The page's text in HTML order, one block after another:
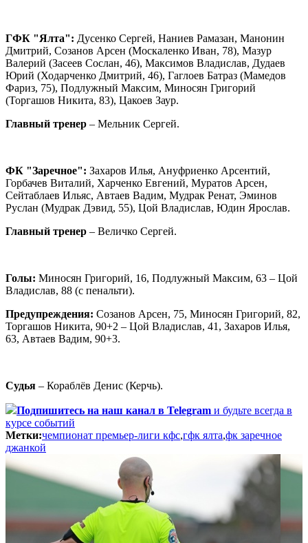
ГФК "Ялта": Дусенко Сергей, Наниев Рамазан, Манонин
Дмитрий, Созанов Арсен (Москаленко Иван, 78), Мазур
Валерий (Засеев Сослан, 46), Максимов Владислав, Дудаев
Юрий (Ходарченко Дмитрий, 46), Гаглоев Батраз (Мамедов
Фариз, 75), Подлужный Максим, Миносян Григорий
(Торгашов Никита, 83), Цакоев Заур.
Главный тренер – Мельник Сергей.
ФК "Заречное": Захаров Илья, Ануфриенко Арсентий,
Горбачев Виталий, Харченко Евгений, Муратов Арсен,
Сейтаблаев Ильяс, Автаев Вадим, Мудрак Ренат, Эминов
Руслан (Мудрак Дэвид, 55), Цой Владислав, Юдин Ярослав.
Главный тренер – Величко Сергей.
Голы: Миносян Григорий, 16, Подлужный Максим, 63 – Цой
Владислав, 88 (с пенальти).
Предупреждения: Созанов Арсен, 75, Миносян Григорий, 82,
Торгашов Никита, 90+2 – Цой Владислав, 41, Захаров Илья,
63, Автаев Вадим, 90+3.
Судья – Кораблёв Денис (Керчь).
Подпишитесь на наш канал в Telegram и будьте всегда в
курсе событий
Метки:чемпионат премьер-лиги кфс,гфк ялта,фк заречное
джанкой